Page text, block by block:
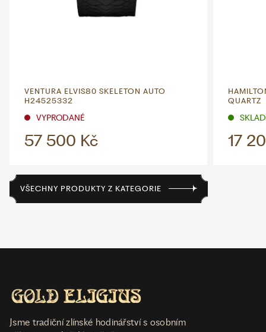
VENTURA ELVIS80 SKELETON AUTO
H24525332
VYPRODANÉ
57 500 Kč
QUARTZ
17
VŠECHNY PRODUKTY Z KATEGORIE
Jsme tradiční zlínské hodinářství s osobním